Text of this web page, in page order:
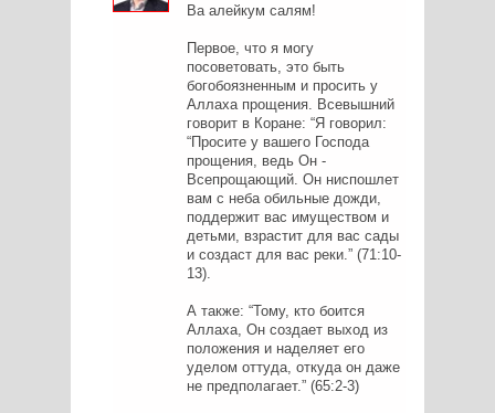
Ва алейкум салям!
Первое, что я могу
посоветовать, это быть
богобоязненным и просить у
Аллаха прощения. Всевышний
говорит в Коране: “Я говорил:
“Просите у вашего Господа
прощения, ведь Он -
Всепрощающий. Он ниспошлет
вам с неба обильные дожди,
поддержит вас имуществом и
детьми, взрастит для вас сады
и создаст для вас реки.” (71:10-
13).
А также: “Тому, кто боится
Аллаха, Он создает выход из
положения и наделяет его
уделом оттуда, откуда он даже
не предполагает.” (65:2-3)